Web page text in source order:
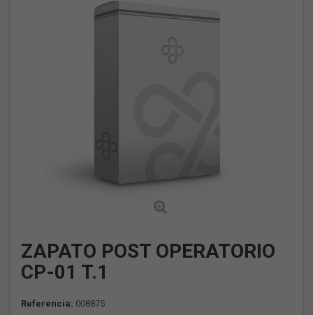
ZAPATO POST OPERATORIO
CP-01 T.1
Referencia: 008875